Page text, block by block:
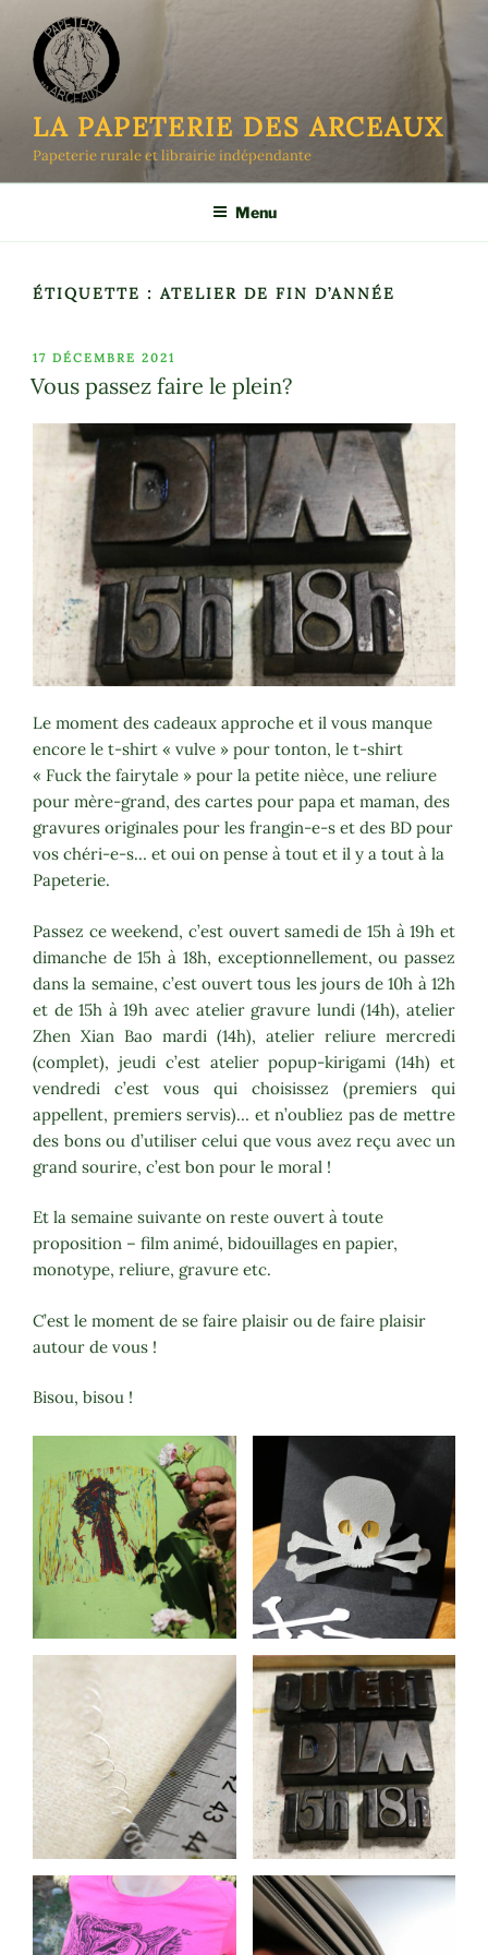
contenu
principal
LA PAPETERIE DES ARCEAUX
Papeterie rurale et librairie indépendante
Menu
ÉTIQUETTE : ATELIER DE FIN D’ANNÉE
PUBLIÉ
LE
17 DÉCEMBRE 2021
Vous passez faire le plein?
Le moment des cadeaux approche et il vous manque
encore le t-shirt « vulve » pour tonton, le t-shirt
« Fuck the fairytale » pour la petite nièce, une reliure
pour mère-grand, des cartes pour papa et maman, des
gravures originales pour les frangin-e-s et des BD pour
vos chéri-e-s… et oui on pense à tout et il y a tout à la
Papeterie.
Passez ce weekend, c’est ouvert samedi de 15h à 19h et
dimanche de 15h à 18h, exceptionnellement, ou passez
dans la semaine, c’est ouvert tous les jours de 10h à 12h
et de 15h à 19h avec atelier gravure lundi (14h), atelier
Zhen Xian Bao mardi (14h), atelier reliure mercredi
(complet), jeudi c’est atelier popup-kirigami (14h) et
vendredi c’est vous qui choisissez (premiers qui
appellent, premiers servis)… et n’oubliez pas de mettre
des bons ou d’utiliser celui que vous avez reçu avec un
grand sourire, c’est bon pour le moral !
Et la semaine suivante on reste ouvert à toute
proposition – film animé, bidouillages en papier,
monotype, reliure, gravure etc.
C’est le moment de se faire plaisir ou de faire plaisir
autour de vous !
Bisou, bisou !